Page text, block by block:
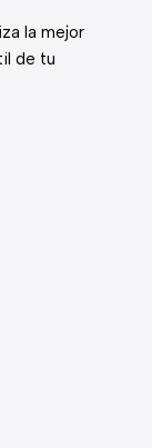
la mejor
de tu